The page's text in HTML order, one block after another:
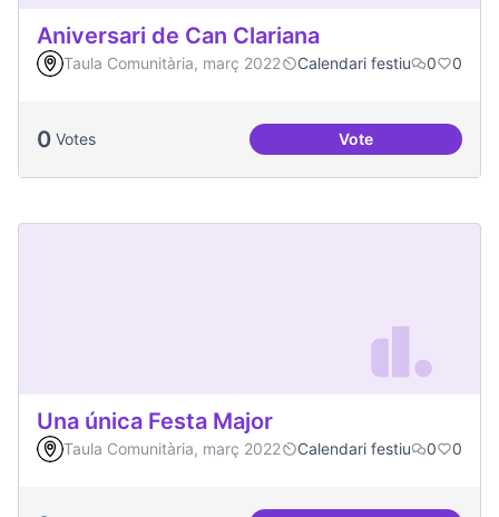
Aniversari de Can Clariana
Taula Comunitària, març 2022 Calendari festiu 0 0
0 Votes VoteAniversari de Can
Una única Festa Major
Taula Comunitària, març 2022 Calendari festiu 0 0